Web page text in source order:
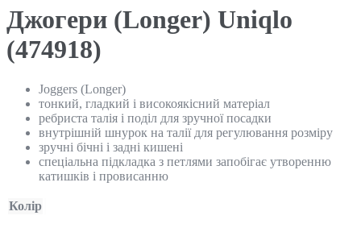
Джогери (Longer) Uniqlo
(474918)
Joggers (Longer)
тонкий, гладкий і високоякісний матеріал
ребриста талія і поділ для зручної посадки
внутрішній шнурок на талії для регулювання розміру
зручні бічні і задні кишені
спеціальна підкладка з петлями запобігає утворенню
катишків і провисанню
Колір